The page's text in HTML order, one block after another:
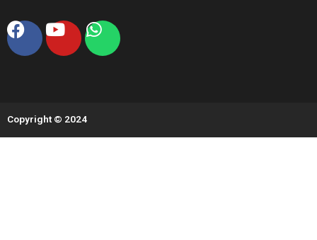
Facebook
YoutubeWhatsapp
Copyright © 2024